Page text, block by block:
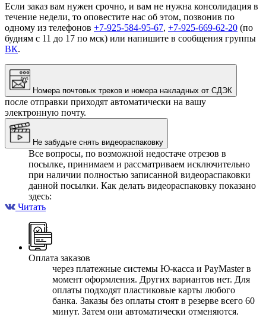
Если заказ вам нужен срочно, и вам не нужна консолидация в
течение недели, то оповестите нас об этом, позвонив по
одному из телефонов +7-925-584-95-67, +7-925-669-62-20 (по
будням с 11 до 17 по мск) или напишите в сообщения группы
ВК.
Номера почтовых треков и номера накладных от СДЭК
после отправки приходят автоматически на вашу
электронную почту.
Не забудьте снять видеораспаковку
Все вопросы, по возможной недостаче отрезов в
посылке, принимаем и рассматриваем исключительно
при наличии полностью записанной видеораспаковки
данной посылки. Как делать видеораспаковку показано
здесь:
Читать
Оплата заказов
через платежные системы Ю-касса и PayMaster в
момент оформления. Других вариантов нет. Для
оплаты подходят пластиковые карты любого
банка. Заказы без оплаты стоят в резерве всего 60
минут. Затем они автоматически отменяются.